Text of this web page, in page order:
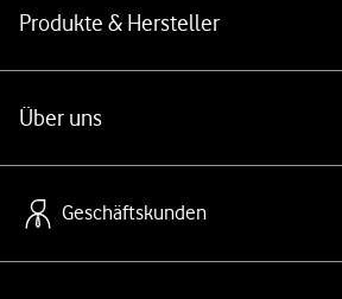
Produkte & Hersteller
Über uns
Geschäftskunden